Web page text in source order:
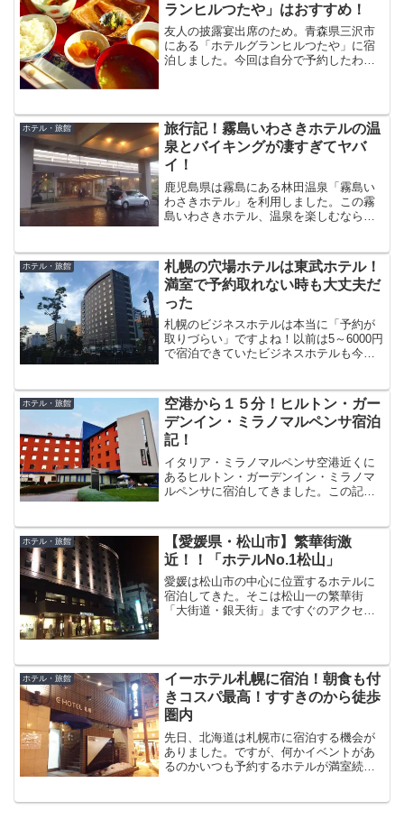
ランヒルつたや」はおすすめ！
友人の披露宴出席のため。青森県三沢市
にある「ホテルグランヒルつたや」に宿
泊しました。今回は自分で予約したわけ
ありがたい。助かりますわ...
ホテル・旅館
旅行記！霧島いわさきホテルの温
泉とバイキングが凄すぎてヤバ
イ！
鹿児島県は霧島にある林田温泉「霧島い
わさきホテル」を利用しました。この霧
島いわさきホテル、温泉を楽しむなら断
よ。ここまで敷地のある温泉は全国でも
トップクラスですね。また...
ホテル・旅館
札幌の穴場ホテルは東武ホテル！
満室で予約取れない時も大丈夫だ
った
札幌のビジネスホテルは本当に「予約が
取りづらい」ですよね！以前は5～6000円
で宿泊できていたビジネスホテルも今
た話しではなく、全国的にビジネスホテ
ル取りづら...
ホテル・旅館
空港から１５分！ヒルトン・ガー
デンイン・ミラノマルペンサ宿泊
記！
イタリア・ミラノマルペンサ空港近くに
あるヒルトン・ガーデンイン・ミラノマ
ルペンサに宿泊してきました。この記事
介したいと思います。 チェックイン 部屋
朝食 シャトルバス...
ホテル・旅館
【愛媛県・松山市】繁華街激
近！！「ホテルNo.1松山」
愛媛は松山市の中心に位置するホテルに
宿泊してきた。そこは松山一の繁華街
「大街道・銀天街」まですぐのアクセス
で宿泊したが、クオ...
ホテル・旅館
イーホテル札幌に宿泊！朝食も付
きコスパ最高！すすきのから徒歩
圏内
先日、北海道は札幌市に宿泊する機会が
ありました。ですが、何かイベントがあ
るのかいつも予約するホテルが満室続き